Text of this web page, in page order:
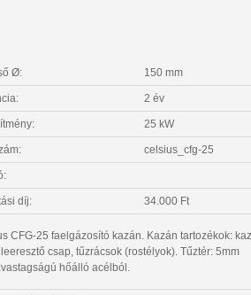
Ø: 150 mm
2 év
25 kW
celsius_cfg-25
díj: 34.000 Ft
CFG-25 faelgázosító kazán. Kazán tartozékok:
csap, tűzrácsok (rostélyok). Tűztér: 5mm
hőálló acélból.